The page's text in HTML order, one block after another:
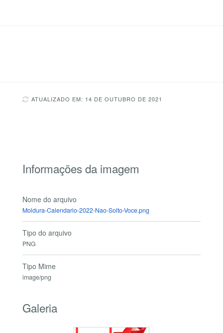
ATUALIZADO EM: 14 DE OUTUBRO DE 2021
Informações da imagem
Nome do arquivo
Moldura-Calendario-2022-Nao-Solto-Voce.png
Tipo do arquivo
PNG
Tipo Mime
image/png
Galeria